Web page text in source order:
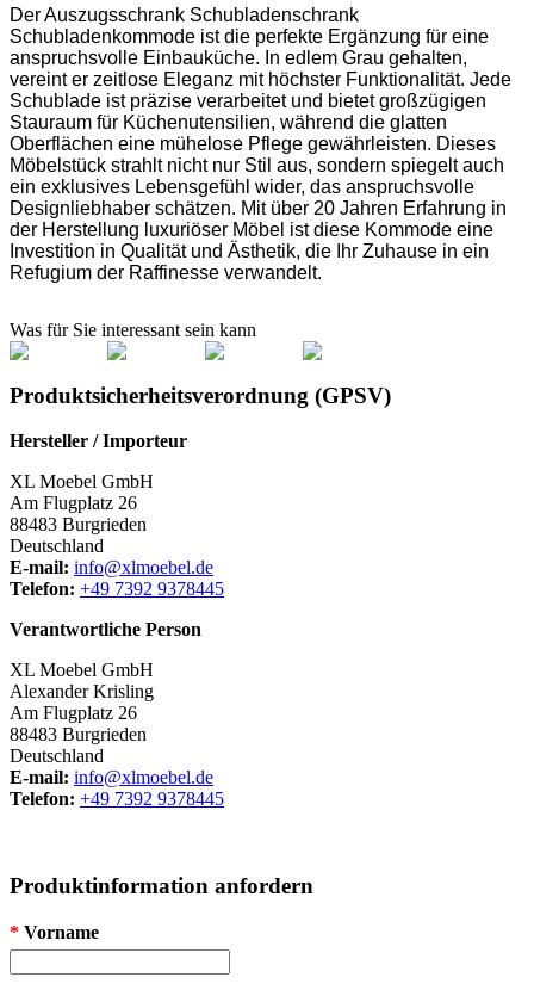
Der Auszugsschrank Schubladenschrank
Schubladenkommode ist die perfekte Ergänzung für eine
anspruchsvolle Einbauküche. In edlem Grau gehalten,
vereint er zeitlose Eleganz mit höchster Funktionalität. Jede
Schublade ist präzise verarbeitet und bietet großzügigen
Stauraum für Küchenutensilien, während die glatten
Oberflächen eine mühelose Pflege gewährleisten. Dieses
Möbelstück strahlt nicht nur Stil aus, sondern spiegelt auch
ein exklusives Lebensgefühl wider, das anspruchsvolle
Designliebhaber schätzen. Mit über 20 Jahren Erfahrung in
der Herstellung luxuriöser Möbel ist diese Kommode eine
Investition in Qualität und Ästhetik, die Ihr Zuhause in ein
Refugium der Raffinesse verwandelt.
Was für Sie interessant sein kann
Produktsicherheitsverordnung (GPSV)
Hersteller / Importeur
XL Moebel GmbH
Am Flugplatz 26
88483 Burgrieden
Deutschland
E-mail: info@xlmoebel.de
Telefon: +49 7392 9378445
Verantwortliche Person
XL Moebel GmbH
Alexander Krisling
Am Flugplatz 26
88483 Burgrieden
Deutschland
E-mail: info@xlmoebel.de
Telefon: +49 7392 9378445
Produktinformation anfordern
* Vorname